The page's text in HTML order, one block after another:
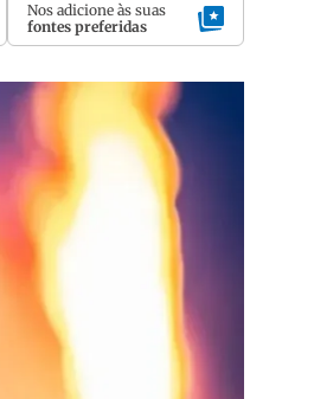
Nos adicione às suas
fontes preferidas